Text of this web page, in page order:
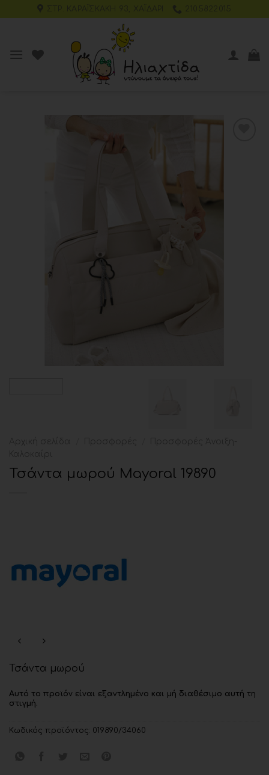
Τσάντα μωρού Mayoral 19890
Τσάντα μωρού
Αυτό το προϊόν είναι εξαντλημένο και μή διαθέσιμο αυτή τη
στιγμή.
Κωδικός προϊόντος: 019890/34060